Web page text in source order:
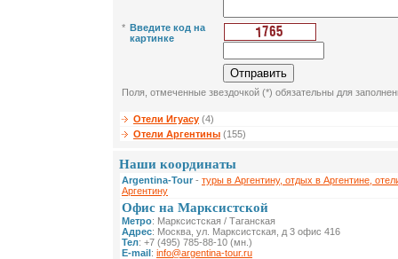
* Введите код на
картинке
Поля, отмеченные звездочкой (*) обязательны для
Отели Игуасу (4)
Отели Аргентины (155)
Наши координаты
Argentina-Tour - туры в Аргентину, отдых в Аргентине,
Аргентину
Офис на Марксистской
Метро: Марксистская / Таганская
Адрес: Москва, ул. Марксистская, д 3 офис 416
Тел: +7 (495) 785-88-10 (мн.)
E-mail: info@argentina-tour.ru